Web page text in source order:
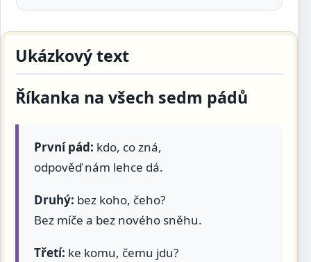
Ukázkový text
Říkanka na všech sedm pádů
První pád: kdo, co zná,
odpověď nám lehce dá.
Druhý: bez koho, čeho?
Bez míče a bez nového sněhu.
Třetí: ke komu, čemu jdu?